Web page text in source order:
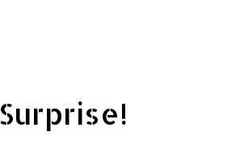
Surprise!